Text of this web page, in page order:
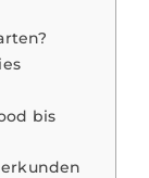
bis